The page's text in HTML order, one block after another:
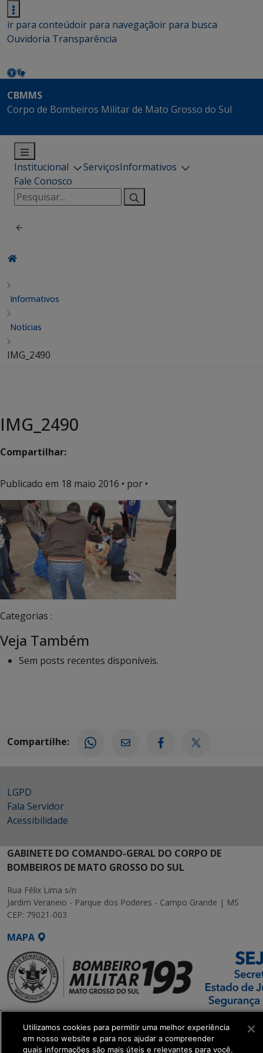
ir para conteúdoir para navegaçãoir para busca
Ouvidoria Transparência
CBMMS
Corpo de Bombeiros Militar de Mato Grosso do Sul
Institucional ServiçosInformativos
Fale Conosco
Pesquisar
por:
Informativos
Notícias
IMG_2490
IMG_2490
Compartilhar:
Publicado em 18 maio 2016 • por •
Categorias :
Veja Também
Sem posts recentes disponíveis.
Compartilhe:
LGPD
Fala Servidor
Acessibilidade
GABINETE DO COMANDO-GERAL DO CORPO DE
BOMBEIROS DE MATO GROSSO DO SUL
Rua Félix Lima s/n
Jardim Veraneio - Parque dos Poderes - Campo Grande | MS
CEP: 79021-003
MAPA
SETDIG | Secretaria-
Executiva de
Transformação Digital
Utilizamos cookies para permitir uma melhor experiência
em nosso website e para nos ajudar a compreender
quais informações são mais úteis e relevantes para você.